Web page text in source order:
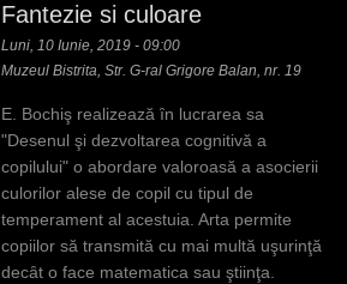
Fantezie si culoare
Luni, 10 Iunie, 2019 - 09:00
Muzeul Bistrita, Str. G-ral Grigore Balan, nr. 19
E. Bochiş realizează ȋn lucrarea sa
"Desenul şi dezvoltarea cognitivă a
copilului" o abordare valoroasă a asocierii
culorilor alese de copil cu tipul de
temperament al acestuia. Arta permite
copiilor să transmită cu mai multă uşurinţă
decȃt o face matematica sau ştiinţa.